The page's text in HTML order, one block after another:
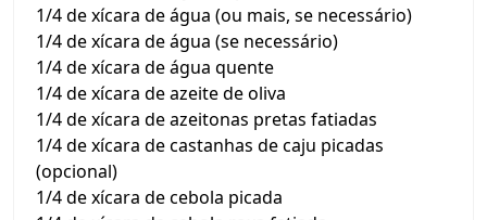
1/4 de xícara de água (ou mais, se necessário)
1/4 de xícara de água (se necessário)
1/4 de xícara de água quente
1/4 de xícara de azeite de oliva
1/4 de xícara de azeitonas pretas fatiadas
1/4 de xícara de castanhas de caju picadas
(opcional)
1/4 de xícara de cebola picada